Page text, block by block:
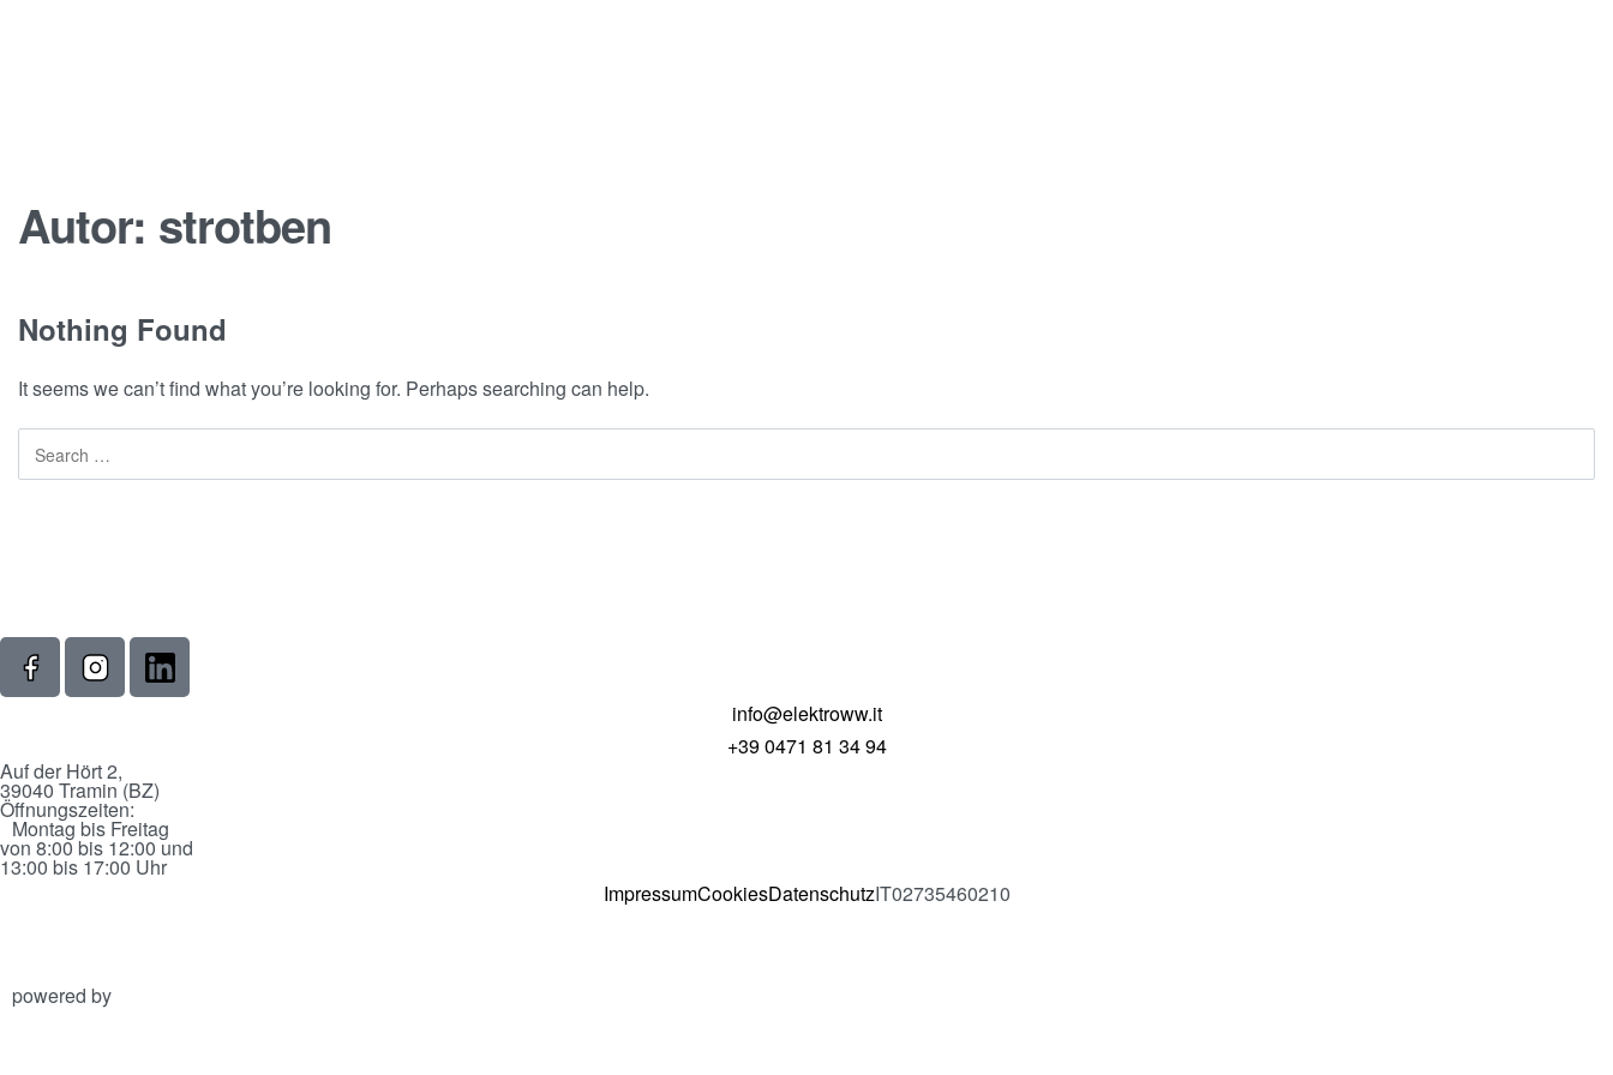
Autor: strotben
Nothing Found
It seems we can’t find what you’re looking for. Perhaps searching can help.
info@elektroww.it
+39 0471 81 34 94
Auf der Hört 2,
39040 Tramin (BZ)
Öffnungszeiten:
Montag bis Freitag
von 8:00 bis 12:00 und
13:00 bis 17:00 Uhr
ImpressumCookiesDatenschutzIT02735460210
powered by